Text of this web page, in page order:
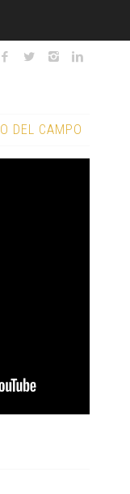
DEL CAMPO